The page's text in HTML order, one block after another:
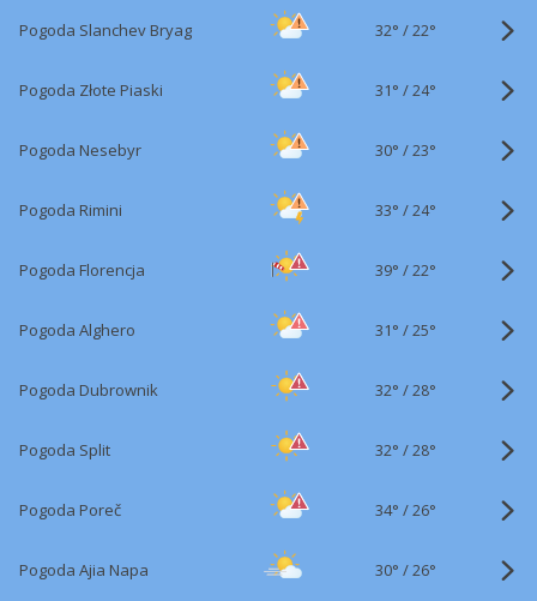
Pogoda Slanchev Bryag 32° /22°
Pogoda Złote Piaski 31° /24°
Pogoda Nesebyr 30° /23°
Pogoda Rimini 33° /24°
Pogoda Florencja 39° /22°
Pogoda Alghero 31° /25°
Pogoda Dubrownik 32° /28°
Pogoda Split 32° /28°
Pogoda Poreč 34° /26°
Pogoda Ajia Napa 30° /26°